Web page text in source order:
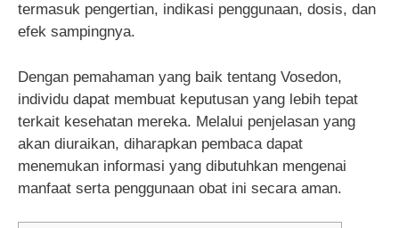
termasuk pengertian, indikasi penggunaan, dosis, dan
efek sampingnya.
Dengan pemahaman yang baik tentang Vosedon,
individu dapat membuat keputusan yang lebih tepat
terkait kesehatan mereka. Melalui penjelasan yang
akan diuraikan, diharapkan pembaca dapat
menemukan informasi yang dibutuhkan mengenai
manfaat serta penggunaan obat ini secara aman.